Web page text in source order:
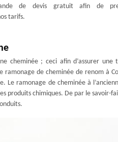
de devis gratuit afin de
tarifs.
cheminée ; ceci afin d’assurer une
ramonage de cheminée de renom à
Le ramonage de cheminée à
produits chimiques. De par le savoir-